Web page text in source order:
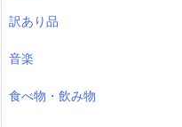
訳あり品
音楽
食べ物・飲み物